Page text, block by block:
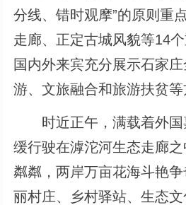
分线、错时观摩”的原则重
走廊、正定古城风貌等14
国内外来宾充分展示石家
游、文旅融合和旅游扶贫等
时近正午，满载着外国
缓行驶在滹沱河生态走廊
粼粼，两岸万亩花海斗艳
丽村庄、乡村驿站、生态